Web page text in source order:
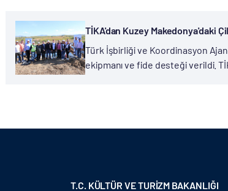
TİKA'dan Kuzey Makedonya'daki
Türk İşbirliği ve Koordinasyon
ekipmanı ve fide desteği verildi.
T.C. KÜLTÜR VE TURİZM BAKANLIĞI